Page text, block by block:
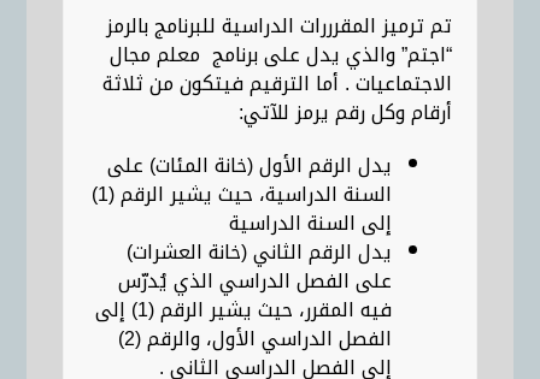
تم ترميز المقرررات الدراسية للبرنامج بالرمز
“اجتم” والذي يدل على برنامج معلم مجال
الاجتماعيات . أما الترقيم فيتكون من ثلاثة
أرقام وكل رقم يرمز للآتي:
يدل الرقم الأول (خانة المئات) على
السنة الدراسية، حيث يشير الرقم (1)
إلى السنة الدراسية
يدل الرقم الثاني (خانة العشرات)
على الفصل الدراسي الذي يُدرّس
فيه المقرر، حيث يشير الرقم (1) إلى
الفصل الدراسي الأول، والرقم (2)
إلى الفصل الدراسي الثاني .